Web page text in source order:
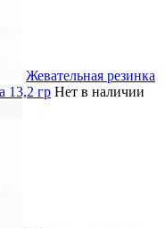
Жевательная резинка
13,2 гр Нет в наличии